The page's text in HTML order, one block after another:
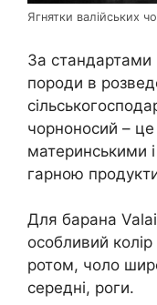
Ягнятки валійських
За стандартами
породи в
чорноносий –
материнськими
гарною
Для барана
особливий
ротом, чоло
середні, роги.